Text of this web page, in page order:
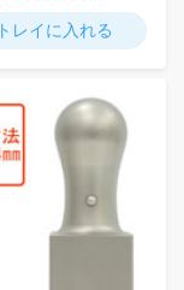
トレイに入れる